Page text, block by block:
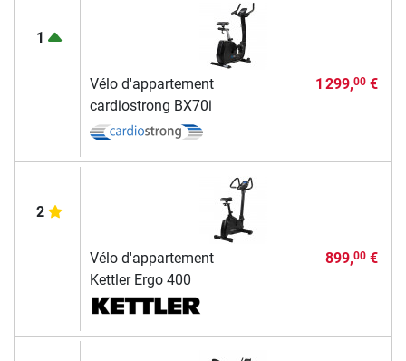
1
Vélo d'appartement
cardiostrong BX70i
1 299,00€
2
Vélo d'appartement
Kettler Ergo 400
899,00€